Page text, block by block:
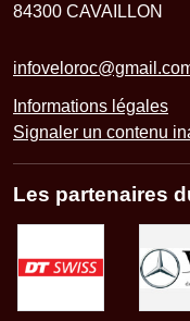
84300 CAVAILLON
Informations légales
Signaler un contenu
Les partenaires